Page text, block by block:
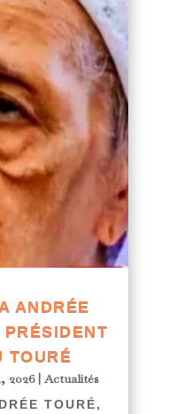
ANDRÉE
TOURÉ
2026|Actualités
TOURÉ,